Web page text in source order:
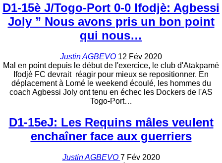
D1-15è J/Togo-Port 0-0 Ifodjè: Agbessi
Joly ” Nous avons pris un bon point
qui nous…
Justin AGBEVO 12 Fév 2020
Mal en point depuis le début de l'exercice, le club d'Atakpamé
Ifodjè FC devrait réagir pour mieux se repositionner. En
déplacement à Lomé le weekend écoulé, les hommes du
coach Agbessi Joly ont tenu en échec les Dockers de l'AS
Togo-Port…
D1-15eJ: Les Requins mâles veulent
enchaîner face aux guerriers
Justin AGBEVO 7 Fév 2020